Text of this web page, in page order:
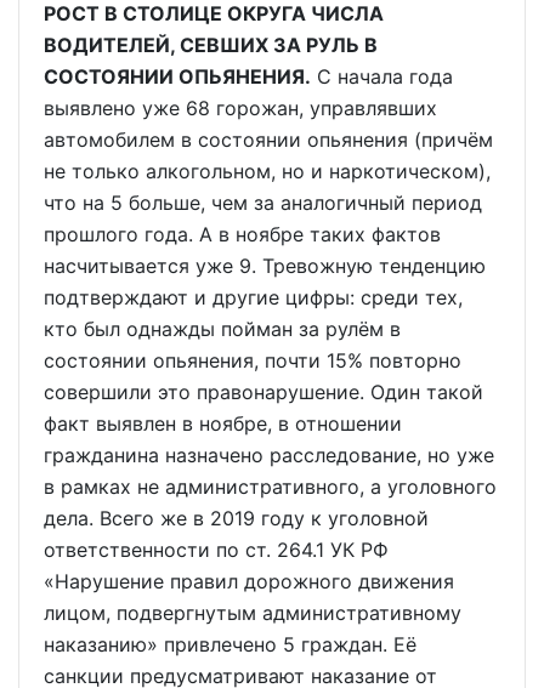
РОСТ В СТОЛИЦЕ ОКРУГА ЧИСЛА
ВОДИТЕЛЕЙ, СЕВШИХ ЗА РУЛЬ В
СОСТОЯНИИ ОПЬЯНЕНИЯ. С начала года
выявлено уже 68 горожан, управлявших
автомобилем в состоянии опьянения (причём
не только алкогольном, но и наркотическом),
что на 5 больше, чем за аналогичный период
прошлого года. А в ноябре таких фактов
насчитывается уже 9. Тревожную тенденцию
подтверждают и другие цифры: среди тех,
кто был однажды пойман за рулём в
состоянии опьянения, почти 15% повторно
совершили это правонарушение. Один такой
факт выявлен в ноябре, в отношении
гражданина назначено расследование, но уже
в рамках не административного, а уголовного
дела. Всего же в 2019 году к уголовной
ответственности по ст. 264.1 УК РФ
«Нарушение правил дорожного движения
лицом, подвергнутым административному
наказанию» привлечено 5 граждан. Её
санкции предусматривают наказание от